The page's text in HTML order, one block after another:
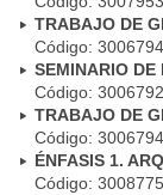
TRABAJO DE
Código:
SEMINARIO DE
Código:
TRABAJO DE
Código:
ÉNFASIS 1.
Código: